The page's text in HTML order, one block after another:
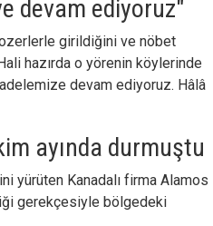
devam ediyoruz"
girildiğini ve nöbet
hazırda o yörenin köylerinde
devam ediyoruz. Hâlâ
ayında durmuştu
yürüten Kanadalı firma Alamos
gerekçesiyle bölgedeki